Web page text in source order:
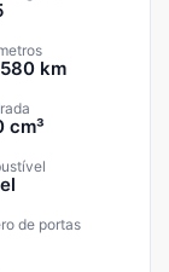
km
cm³
de portas